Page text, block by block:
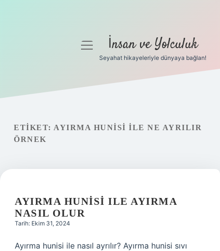
Gizlilik Politikası
Hakkımızda
menüyü İnsan ve Yolculuk
Seyahat hikayeleriyle dünyaya bağlan!
ETIKET: AYIRMA HUNISI ILE NE AYRILIR
ÖRNEK
AYIRMA HUNISI ILE AYIRMA
NASIL OLUR
Tarih: Ekim 31, 2024
Ayırma hunisi ile nasıl ayrılır? Ayırma hunisi sıvı